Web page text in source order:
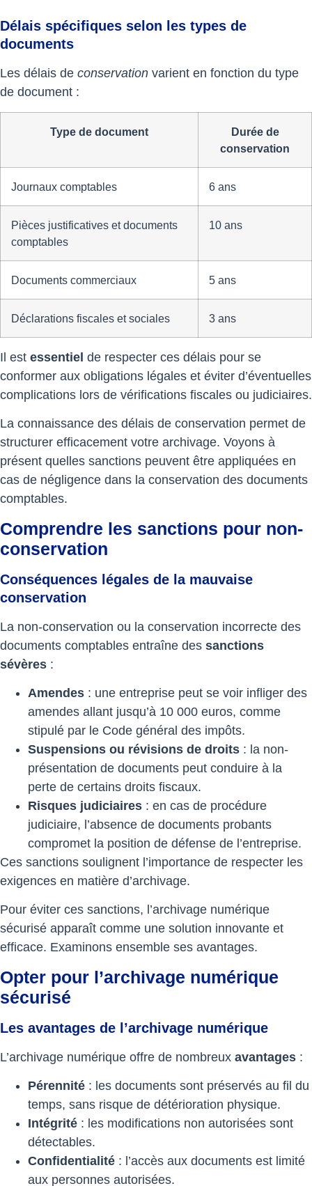
Délais spécifiques selon les types de
documents
Les délais de conservation varient en fonction du type
de document :
Type de document
Durée de
conservation
Journaux comptables 6 ans
Pièces justificatives et documents
comptables
10 ans
Documents commerciaux 5 ans
Déclarations fiscales et sociales 3 ans
Il est essentiel de respecter ces délais pour se
conformer aux obligations légales et éviter d’éventuelles
complications lors de vérifications fiscales ou judiciaires.
La connaissance des délais de conservation permet de
structurer efficacement votre archivage. Voyons à
présent quelles sanctions peuvent être appliquées en
cas de négligence dans la conservation des documents
comptables.
Comprendre les sanctions pour non-
conservation
Conséquences légales de la mauvaise
conservation
La non-conservation ou la conservation incorrecte des
documents comptables entraîne des sanctions
sévères :
Amendes : une entreprise peut se voir infliger des
amendes allant jusqu’à 10 000 euros, comme
stipulé par le Code général des impôts.
Suspensions ou révisions de droits : la non-
présentation de documents peut conduire à la
perte de certains droits fiscaux.
Risques judiciaires : en cas de procédure
judiciaire, l’absence de documents probants
compromet la position de défense de l’entreprise.
Ces sanctions soulignent l’importance de respecter les
exigences en matière d’archivage.
Pour éviter ces sanctions, l’archivage numérique
sécurisé apparaît comme une solution innovante et
efficace. Examinons ensemble ses avantages.
Opter pour l’archivage numérique
sécurisé
Les avantages de l’archivage numérique
L’archivage numérique offre de nombreux avantages :
Pérennité : les documents sont préservés au fil du
temps, sans risque de détérioration physique.
Intégrité : les modifications non autorisées sont
détectables.
Confidentialité : l’accès aux documents est limité
aux personnes autorisées.